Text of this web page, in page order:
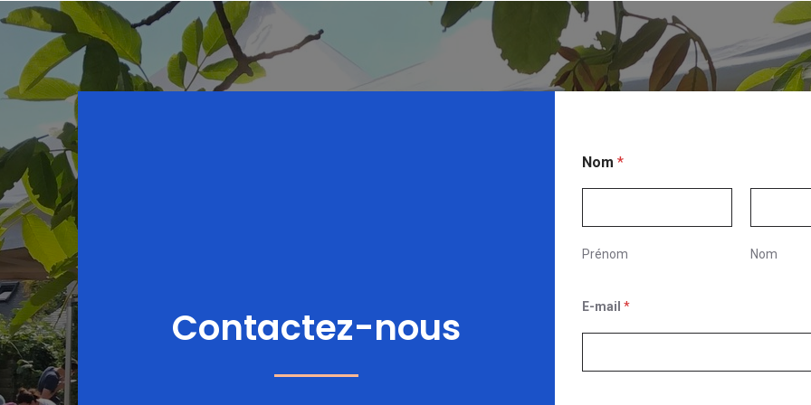
Contactez-nous
Nom*
Prénom Nom
E-mail*